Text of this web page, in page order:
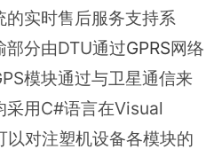
的实时售后服务支持系
部分由DTU通过GPRS网络
模块通过与卫星通信来
采用C#语言在Visual
对注塑机设备各模块的